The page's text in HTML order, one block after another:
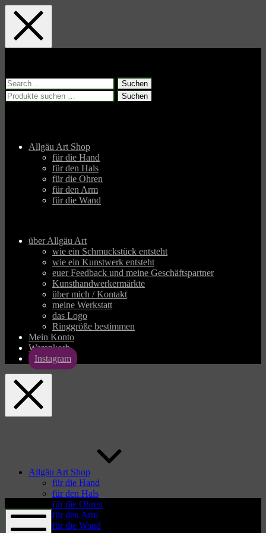
Skip
main
navigation
Skip
main
content
Skip
footer
Suchen
nach:
Suchen
Allgäu Art Shop
für die Hand
für den Hals
für die Ohren
für den Arm
für die Wand
über Allgäu Art
wie ein Schmuckstück entsteht
wie ein Kunstwerk entsteht
euer Feedback und meine Geschäftspartner
Kunsthandwerkermärkte
über mich / Kontakt
meine Werkstatt
das Logo
Ringgröße bestimmen
Mein Konto
Warenkorb
Instagram
Allgäu Art Shop
für die Hand
für den Hals
für die Ohren
für den Arm
für die Wand
art.com